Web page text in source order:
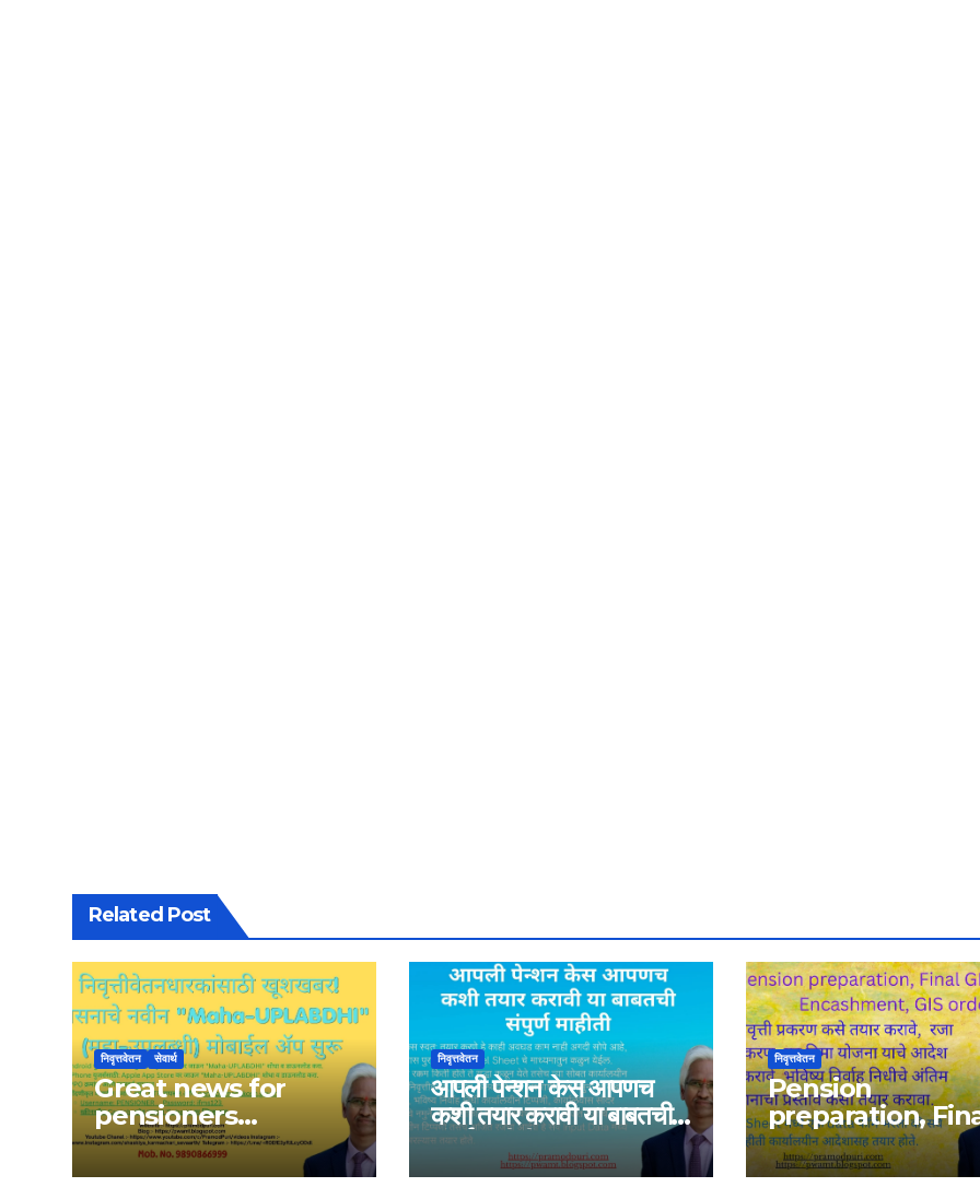
Related Post
निवृत्तवेतन सेवार्थ
Great news for
pensioners
Government
launches new
निवृत्तवेतन
आपली पेन्शन केस आपणच
कशी तयार करावी या बाबतची
संपुर्ण माहीती
निवृत्तवेतन
Pension
preparation,
GPF, Leave
Encashment,